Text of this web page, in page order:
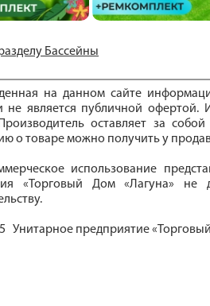
Бассейны
на данном сайте
не является публичной офертой.
оставляет за
о товаре можно получить у
использование
«Торговый Дом «Лагуна» не
Унитарное предприятие